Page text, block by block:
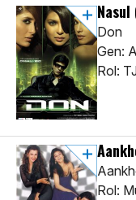
Nasul
Don
Gen:
Rol:
Rol: